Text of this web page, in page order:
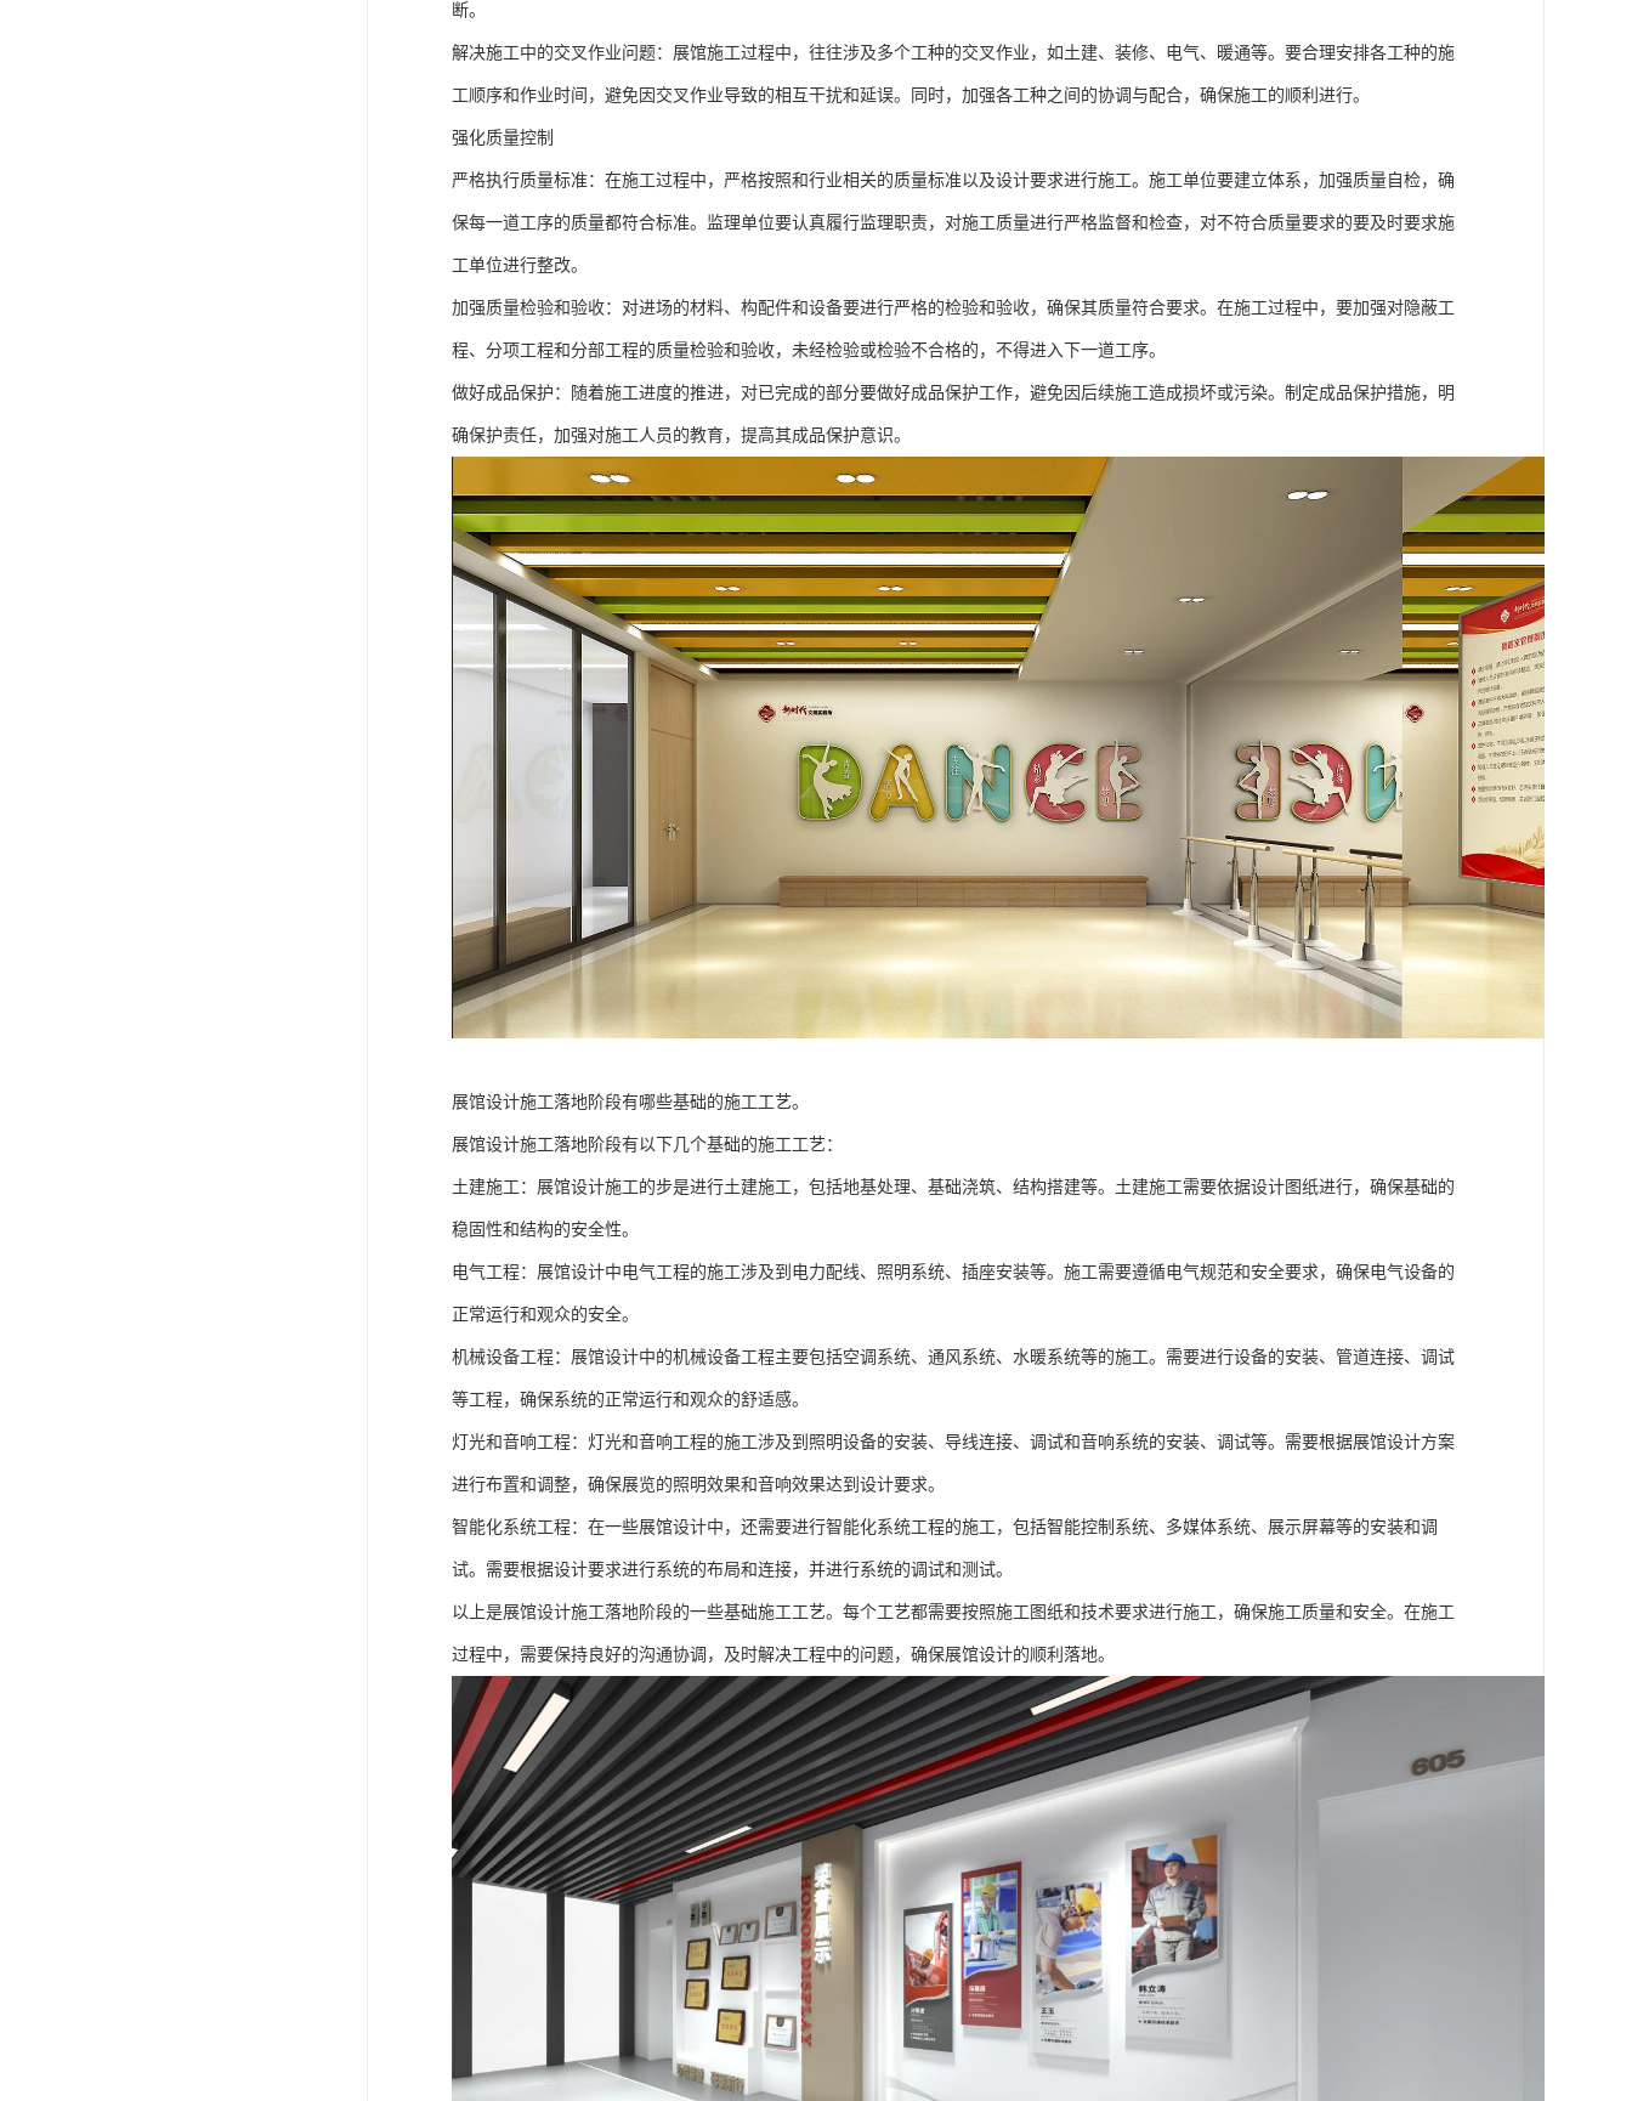
断。
解决施工中的交叉作业问题：展馆施工过程中，往往涉及多个工种的交叉作业，如土建、装修、电气、暖通等。要合理安排各工种的施
工顺序和作业时间，避免因交叉作业导致的相互干扰和延误。同时，加强各工种之间的协调与配合，确保施工的顺利进行。
强化质量控制
严格执行质量标准：在施工过程中，严格按照和行业相关的质量标准以及设计要求进行施工。施工单位要建立体系，加强质量自检，确
保每一道工序的质量都符合标准。监理单位要认真履行监理职责，对施工质量进行严格监督和检查，对不符合质量要求的要及时要求施
工单位进行整改。
加强质量检验和验收：对进场的材料、构配件和设备要进行严格的检验和验收，确保其质量符合要求。在施工过程中，要加强对隐蔽工
程、分项工程和分部工程的质量检验和验收，未经检验或检验不合格的，不得进入下一道工序。
做好成品保护：随着施工进度的推进，对已完成的部分要做好成品保护工作，避免因后续施工造成损坏或污染。制定成品保护措施，明
确保护责任，加强对施工人员的教育，提高其成品保护意识。
展馆设计施工落地阶段有哪些基础的施工工艺。
展馆设计施工落地阶段有以下几个基础的施工工艺：
土建施工：展馆设计施工的步是进行土建施工，包括地基处理、基础浇筑、结构搭建等。土建施工需要依据设计图纸进行，确保基础的
稳固性和结构的安全性。
电气工程：展馆设计中电气工程的施工涉及到电力配线、照明系统、插座安装等。施工需要遵循电气规范和安全要求，确保电气设备的
正常运行和观众的安全。
机械设备工程：展馆设计中的机械设备工程主要包括空调系统、通风系统、水暖系统等的施工。需要进行设备的安装、管道连接、调试
等工程，确保系统的正常运行和观众的舒适感。
灯光和音响工程：灯光和音响工程的施工涉及到照明设备的安装、导线连接、调试和音响系统的安装、调试等。需要根据展馆设计方案
进行布置和调整，确保展览的照明效果和音响效果达到设计要求。
智能化系统工程：在一些展馆设计中，还需要进行智能化系统工程的施工，包括智能控制系统、多媒体系统、展示屏幕等的安装和调
试。需要根据设计要求进行系统的布局和连接，并进行系统的调试和测试。
以上是展馆设计施工落地阶段的一些基础施工工艺。每个工艺都需要按照施工图纸和技术要求进行施工，确保施工质量和安全。在施工
过程中，需要保持良好的沟通协调，及时解决工程中的问题，确保展馆设计的顺利落地。